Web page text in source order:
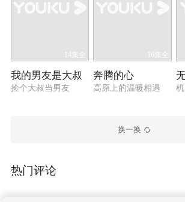
14集全
我的男友是大叔
捡个大叔当男友
16集全
奔腾的心
高原上的温暖相遇
换一换
热门评论